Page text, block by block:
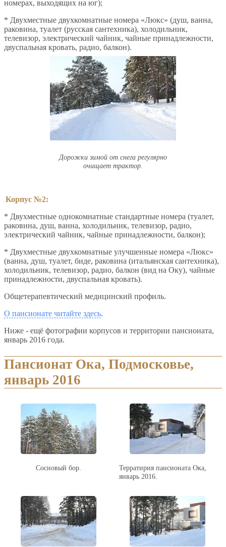
номерах, выходящих на юг);
* Двухместные двухкомнатные номера «Люкс» (душ, ванна,
раковина, туалет (русская сантехника), холодильник,
телевизор, электрический чайник, чайные принадлежности,
двуспальная кровать, радио, балкон).
Дорожки зимой от снега регулярно
очищает трактор.
Корпус №2:
* Двухместные однокомнатные стандартные номера (туалет,
раковина, душ, ванна, холодильник, телевизор, радио,
электрический чайник, чайные принадлежности, балкон);
* Двухместные двухкомнатные улучшенные номера «Люкс»
(ванна, душ, туалет, биде, раковина (итальянская сантехника),
холодильник, телевизор, радио, балкон (вид на Оку), чайные
принадлежности, двуспальная кровать).
Общетерапевтический медицинский профиль.
О пансионате читайте здесь.
Ниже - ещё фотографии корпусов и территории пансионата,
январь 2016 года.
Пансионат Ока, Подмосковье,
январь 2016
Сосновый бор.
Терратирия пансионата Ока,
январь 2016.